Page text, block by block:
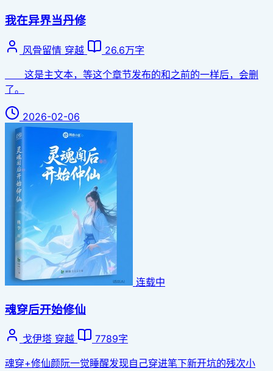
我在异界当丹修
风骨留情 穿越
26.6万字
这是主文本，等这个章节发布的和之前的一样后，会删
了。
2026-02-06
连载中
魂穿后开始修仙
戈伊塔 穿越
7789字
魂穿+修仙颜阮一觉睡醒发现自己穿进笔下新开坑的残次小